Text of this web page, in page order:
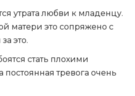
утрата любви к младенцу.
матери это сопряжено с
это.
стать плохими
постоянная тревога очень